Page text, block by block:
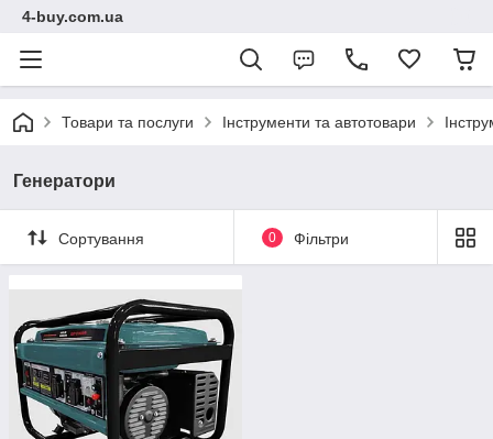
4-buy.com.ua
Товари та послуги Інструменти та автотовари
Генератори
Сортування 0 Фільтри